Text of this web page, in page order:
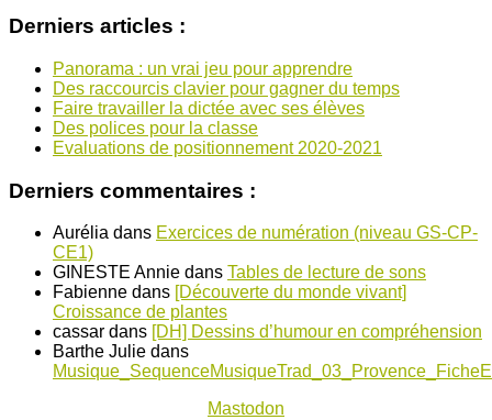
Derniers articles :
Panorama : un vrai jeu pour apprendre
Des raccourcis clavier pour gagner du temps
Faire travailler la dictée avec ses élèves
Des polices pour la classe
Evaluations de positionnement 2020-2021
Derniers commentaires :
Aurélia dans Exercices de numération (niveau GS-CP-
CE1)
GINESTE Annie dans Tables de lecture de sons
Fabienne dans [Découverte du monde vivant]
Croissance de plantes
cassar dans [DH] Dessins d’humour en compréhension
Barthe Julie dans
Mastodon